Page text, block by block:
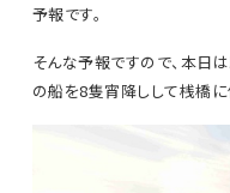
予報です。
そんな予報ですので、本日
の船を8隻宵降しして桟橋に